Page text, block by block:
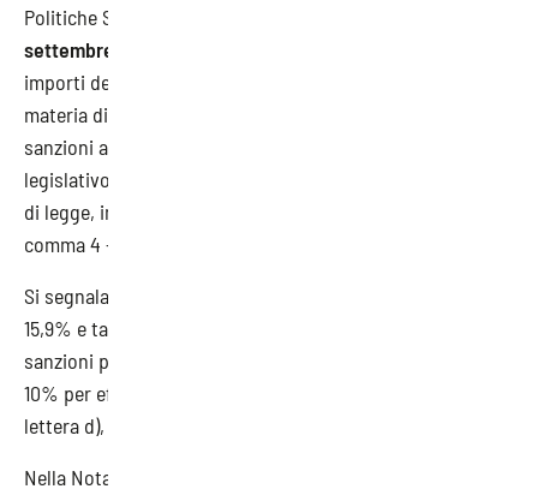
Politiche Sociali con il
settembre 2023
importi delle ammende riferite alle contravvenzioni in
materia di igiene, salute e sicurezza sul lavoro e alle
sanzioni amministrative pecuniarie previste dal decreto
legislativo 9 aprile 2008, n. 81, nonché da atti aventi forza
di legge, in applicazione di quanto previsto dall’art. 306,
comma 4 -bis, del medesimo d.lgs. n. 81/2008”.
Si segnala che la rivalutazione applicata è della misura del
15,9% e tale incremento va calcolato “sugli importi delle
sanzioni previste dal D.Lgs. n. 81/2008 già aumentati del
10% per effetto della legge n. 145/2018, art. 1, comma 445,
lettera d), n. 2)”.
Nella Nota si evidenzia che la rivalutazione di cui al D.D. n.